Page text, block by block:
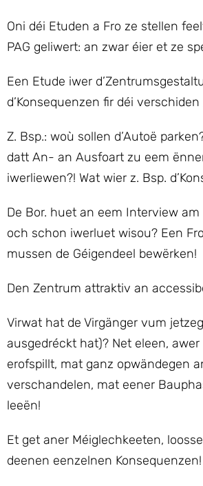
Oni déi Etuden a Fro ze stellen
PAG geliwert: an zwar éier et ze
Een Etude iwer
d’Konsequenzen fir déi
Z. Bsp.: woù sollen d’Autoë
datt An- an Ausfoart zu eem
iwerliewen?! Wat wier z. Bsp.
De Bor. huet an eem Interview
och schon iwerluet wisou? Een
mussen de Géigendeel bewërken!
Den Zentrum attraktiv an
Virwat hat de Virgänger vum
ausgedréckt hat)? Net eleen,
erofspillt, mat ganz opwändegen
verschandelen, mat eener
leeën!
Et get aner Méiglechkeeten,
deenen eenzelnen Konsequenzen!